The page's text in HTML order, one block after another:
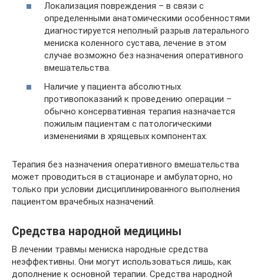
Локализация повреждения – в связи с
определенными анатомическими особенностями
диагностируется неполный разрыв латерального
мениска коленного сустава, лечение в этом
случае возможно без назначения оперативного
вмешательства.
Наличие у пациента абсолютных
противопоказаний к проведению операции –
обычно консервативная терапия назначается
пожилым пациентам с патологическими
изменениями в хрящевых компонентах.
Терапия без назначения оперативного вмешательства
может проводиться в стационаре и амбулаторно, но
только при условии дисциплинированного выполнения
пациентом врачебных назначений.
Средства народной медицины
В лечении травмы мениска народные средства
неэффективны. Они могут использоваться лишь, как
дополнение к основной терапии. Средства народной